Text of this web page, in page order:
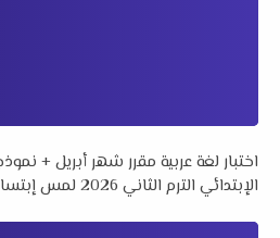
اختبار لغة عربية مقرر شهر أبريل +
الإبتدائي الترم الثاني 2026 لمس إبتسام أحمد